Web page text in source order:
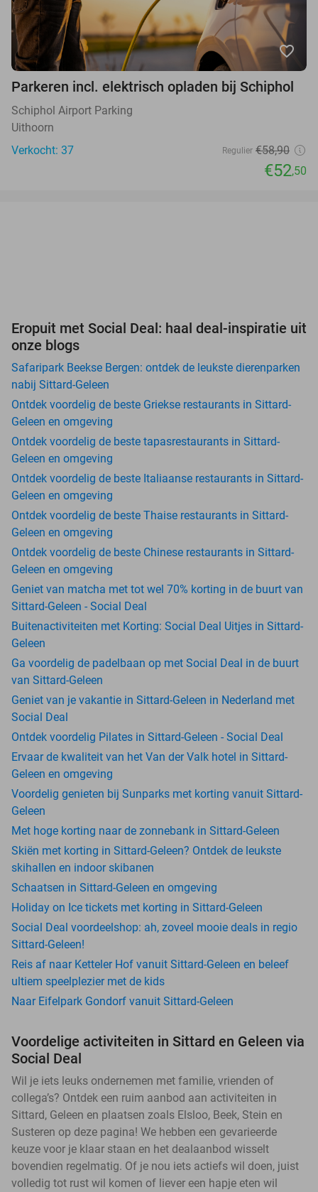
favorite_border
Parkeren incl. elektrisch opladen bij Schiphol
Schiphol Airport Parking
Uithoorn
Verkocht: 37
Regulier €58,90
€52,50
Eropuit met Social Deal: haal deal-inspiratie uit
onze blogs
Safaripark Beekse Bergen: ontdek de leukste dierenparken
nabij Sittard-Geleen
Ontdek voordelig de beste Griekse restaurants in Sittard-
Geleen en omgeving
Ontdek voordelig de beste tapasrestaurants in Sittard-
Geleen en omgeving
Ontdek voordelig de beste Italiaanse restaurants in Sittard-
Geleen en omgeving
Ontdek voordelig de beste Thaise restaurants in Sittard-
Geleen en omgeving
Ontdek voordelig de beste Chinese restaurants in Sittard-
Geleen en omgeving
Geniet van matcha met tot wel 70% korting in de buurt van
Sittard-Geleen - Social Deal
Buitenactiviteiten met Korting: Social Deal Uitjes in Sittard-
Geleen
Ga voordelig de padelbaan op met Social Deal in de buurt
van Sittard-Geleen
Geniet van je vakantie in Sittard-Geleen in Nederland met
Social Deal
Ontdek voordelig Pilates in Sittard-Geleen - Social Deal
Ervaar de kwaliteit van het Van der Valk hotel in Sittard-
Geleen en omgeving
Voordelig genieten bij Sunparks met korting vanuit Sittard-
Geleen
Met hoge korting naar de zonnebank in Sittard-Geleen
Skiën met korting in Sittard-Geleen? Ontdek de leukste
skihallen en indoor skibanen
Schaatsen in Sittard-Geleen en omgeving
Holiday on Ice tickets met korting in Sittard-Geleen
Social Deal voordeelshop: ah, zoveel mooie deals in regio
Sittard-Geleen!
Reis af naar Ketteler Hof vanuit Sittard-Geleen en beleef
ultiem speelplezier met de kids
Naar Eifelpark Gondorf vanuit Sittard-Geleen
Voordelige activiteiten in Sittard en Geleen via
Social Deal
Wil je iets leuks ondernemen met familie, vrienden of
collega’s? Ontdek een ruim aanbod aan activiteiten in
Sittard, Geleen en plaatsen zoals Elsloo, Beek, Stein en
Susteren op deze pagina! We hebben een gevarieerde
keuze voor je klaar staan en het dealaanbod wisselt
bovendien regelmatig. Of je nou iets actiefs wil doen, juist
volledig tot rust wil komen of liever een hapje eten wil